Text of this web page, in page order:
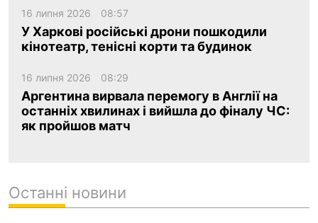
16 липня 2026 08:57
У Харкові російські дрони пошкодили
кінотеатр, тенісні корти та будинок
16 липня 2026 08:29
Аргентина вирвала перемогу в Англії на
останніх хвилинах і вийшла до фіналу ЧС:
як пройшов матч
Останні новини